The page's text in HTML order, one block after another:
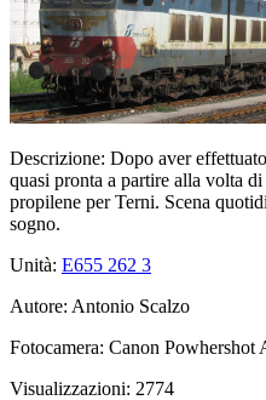
Descrizione: Dopo aver
quasi pronta a partire alla volta
propilene per Terni. Scena
sogno.
Unità: E655 262 3
Autore: Antonio Scalzo
Fotocamera: Canon Powhershot
Visualizzazioni: 2774